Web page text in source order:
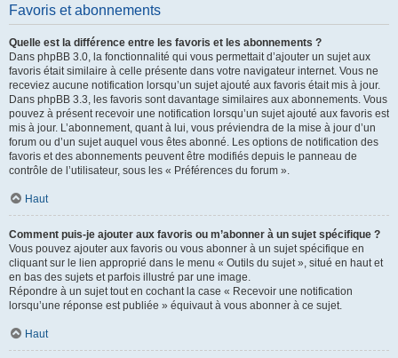
Favoris et abonnements
Quelle est la différence entre les favoris et les abonnements ?
Dans phpBB 3.0, la fonctionnalité qui vous permettait d’ajouter un sujet aux
favoris était similaire à celle présente dans votre navigateur internet. Vous ne
receviez aucune notification lorsqu’un sujet ajouté aux favoris était mis à jour.
Dans phpBB 3.3, les favoris sont davantage similaires aux abonnements. Vous
pouvez à présent recevoir une notification lorsqu’un sujet ajouté aux favoris est
mis à jour. L’abonnement, quant à lui, vous préviendra de la mise à jour d’un
forum ou d’un sujet auquel vous êtes abonné. Les options de notification des
favoris et des abonnements peuvent être modifiés depuis le panneau de
contrôle de l’utilisateur, sous les « Préférences du forum ».
Haut
Comment puis-je ajouter aux favoris ou m’abonner à un sujet spécifique ?
Vous pouvez ajouter aux favoris ou vous abonner à un sujet spécifique en
cliquant sur le lien approprié dans le menu « Outils du sujet », situé en haut et
en bas des sujets et parfois illustré par une image.
Répondre à un sujet tout en cochant la case « Recevoir une notification
lorsqu’une réponse est publiée » équivaut à vous abonner à ce sujet.
Haut